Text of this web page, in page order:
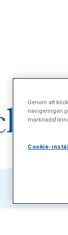
Genom att
navigeringen
Cookie-